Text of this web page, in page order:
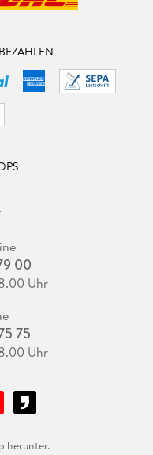
00
Uhr
75
Uhr
herunter.